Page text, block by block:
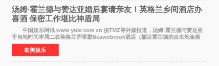
汤姆·霍兰德与赞达亚婚后宴请亲友！英格兰乡间酒店办
喜酒 保密工作堪比神盾局
中国娱乐网讯 www yule com cn 据TMZ等外媒报道，汤姆·霍兰德与赞达亚
于当地时间本周二在英格兰萨里郡Beaverbrook酒店（靠近霍兰德的出生地金斯
顿）举办婚宴，邀请家人与朋友们喝喜酒，庆祝
欧美娱乐